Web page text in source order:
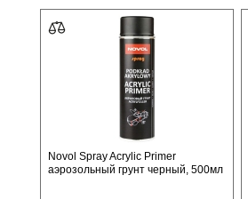
Novol Spray Acrylic Primer
аэрозольный грунт черный, 500мл